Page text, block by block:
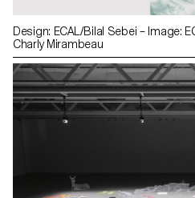
Design: ECAL/Bilal Sebei – Image:
Charly Mirambeau